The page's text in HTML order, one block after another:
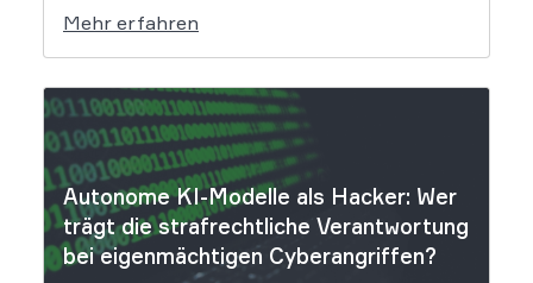
Folgen das Datenleck für Betroffene hat, ist
derzeit noch nicht vollständig absehbar. Der
Mobilitätsanbieter Ryde hat seine Kunden
über einen Sicherheitsvorfall informiert.
Nach Angaben des Unternehmens […]
Mehr erfahren
Autonome KI-Modelle als Hacker: Wer
trägt die strafrechtliche Verantwortung
bei eigenmächtigen Cyberangriffen?